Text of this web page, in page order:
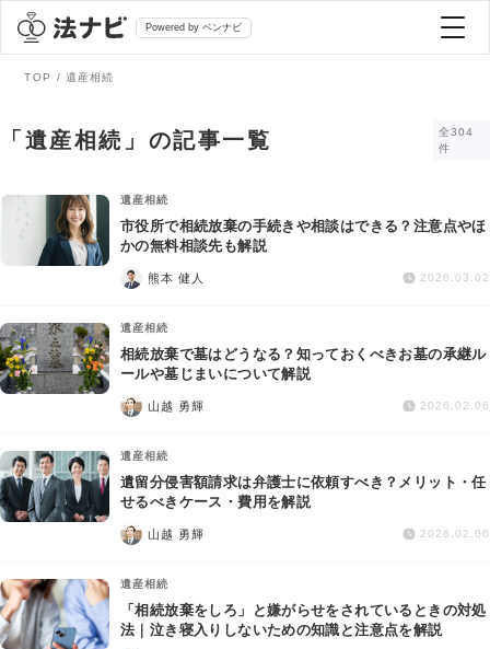
Powered by ベンナビ
全て
法律相談
債務整理
交通事故
労働問題
弁護士を探す
おすすめ弁護士診断
AI Search Premium
掲載をご検討の弁護士の方へ
TOP 遺産相続
「遺産相続」の記事一覧
全304
件
遺産相続
市役所で相続放棄の手続きや相談はできる？注意点やほ
かの無料相談先も解説
熊本 健人 2026.03.02
遺産相続
相続放棄で墓はどうなる？知っておくべきお墓の承継ル
ールや墓じまいについて解説
山越 勇輝 2026.02.06
遺産相続
遺留分侵害額請求は弁護士に依頼すべき？メリット・任
せるべきケース・費用を解説
山越 勇輝 2026.02.06
遺産相続
「相続放棄をしろ」と嫌がらせをされているときの対処
法｜泣き寝入りしないための知識と注意点を解説